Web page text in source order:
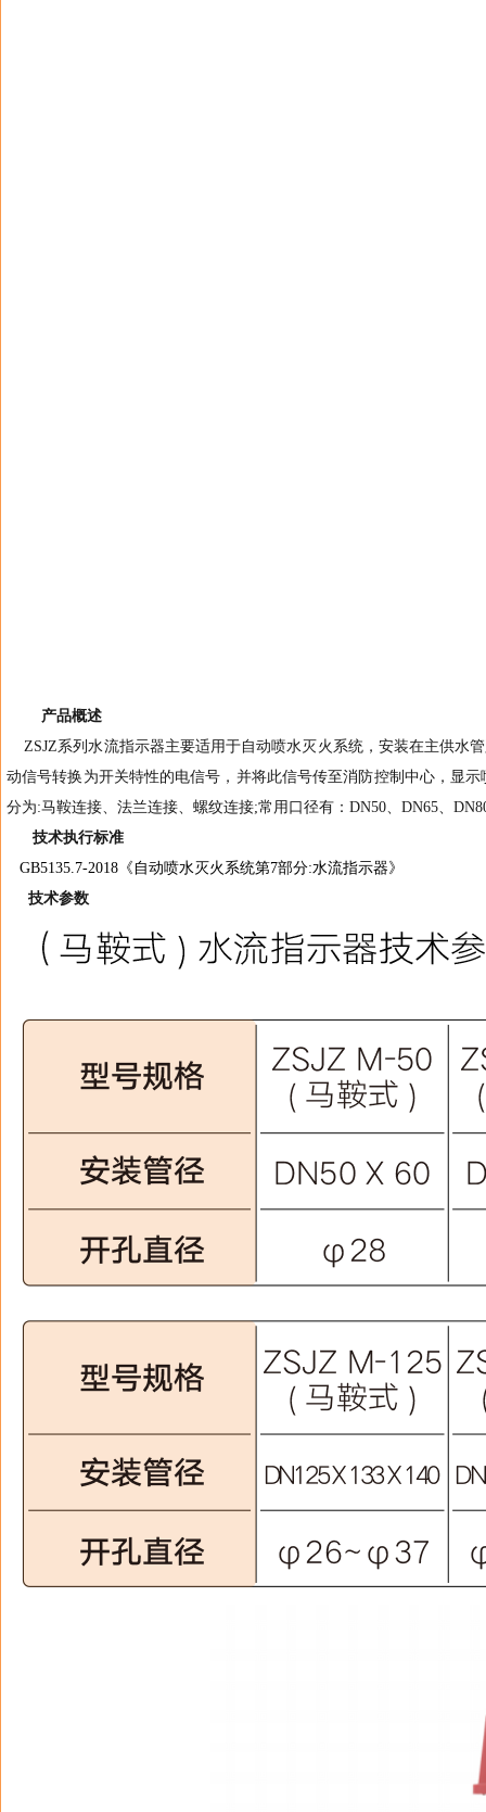
产品概述
ZSJZ系列水流指示器主要适用于自动喷水灭火系统，安装在主供水
动信号转换为开关特性的电信号，并将此信号传至消防控制中心，显
分为:马鞍连接、法兰连接、螺纹连接;常用口径有：DN50、DN65、
技术执行标准
GB5135.7-2018《自动喷水灭火系统第7部分:水流指示器》
技术参数